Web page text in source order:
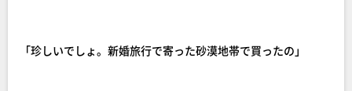
「珍しいでしょ。新婚旅行で寄った砂漠地帯で買ったの」